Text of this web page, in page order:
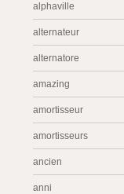
alphaville
alternateur
alternatore
amazing
amortisseur
amortisseurs
ancien
anni